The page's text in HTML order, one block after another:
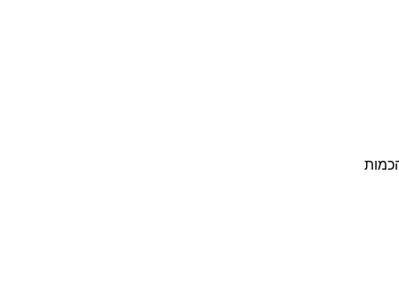
החלקית המהווה רבע (1/4) מהכמות